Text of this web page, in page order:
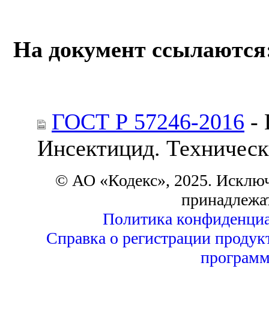
На документ
ГОСТ Р 57246-2016 -
Инсектицид.
© АО «Кодекс», 2025.
Политика
Справка о регистрации